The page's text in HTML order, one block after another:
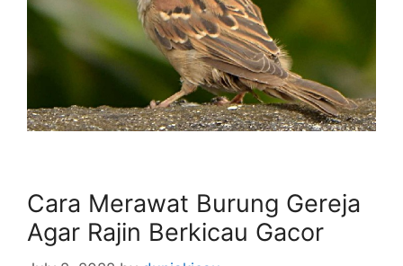
Cara Merawat Burung Gereja
Agar Rajin Berkicau Gacor